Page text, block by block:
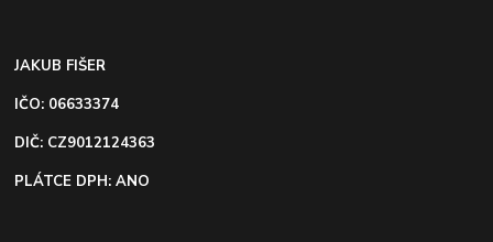
JAKUB FIŠER
IČO: 06633374
DIČ: CZ9012124363
PLÁTCE DPH: ANO